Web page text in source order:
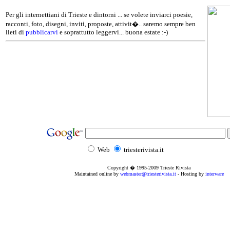
Per gli internettiani di Trieste e dintorni ... se volete inviarci poesie,
racconti, foto, disegni, inviti, proposte, attivit�.. saremo sempre ben
lieti di pubblicarvi e soprattutto leggervi... buona estate :-)
Web triesterivista.it
Copyright � 1995-2009 Trieste Rivista
Maintained online by webmaster@triesterivista.it- Hosting by interware